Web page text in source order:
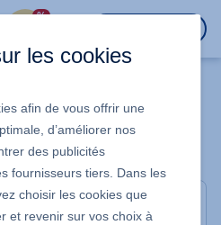
%
de messagerie
Pro
les cookies
afin de vous offrir une
d’améliorer nos
des publicités
fournisseurs tiers. Dans les
choisir les cookies que
et revenir sur vos choix à